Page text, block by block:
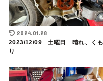
2024.01.28
2023/12/09 土曜日 晴れ、くも
り